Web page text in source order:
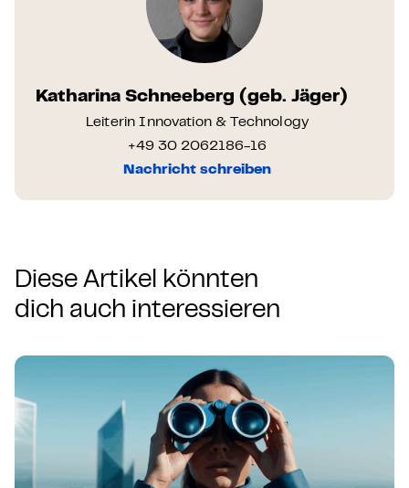
Katharina Schneeberg (geb. Jäger)
Leiterin Innovation & Technology
+49 30 2062186-16
Nachricht schreiben
Diese Artikel könnten
dich auch interessieren